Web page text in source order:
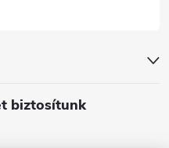
biztosítunk